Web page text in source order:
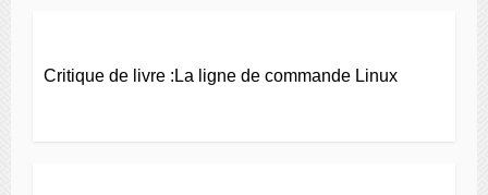
Critique de livre :La ligne de commande Linux